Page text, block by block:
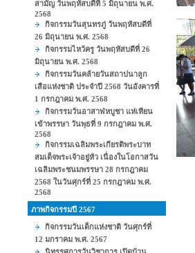
สามัญ วันพฤหัสบดีที่ 5 มิถุนายน พ.ศ.
2568
กิจกรรมวันสุนทรภู่ วันพฤหัสบดีที่
26 มิถุนายน พ.ศ. 2568
กิจกรรมไหว้ครู วันพฤหัสบดีที่ 26
มิถุนายน พ.ศ. 2568
กิจกรรมวันคล้ายวันสถาปนาลูก
เสือแห่งชาติ ประจำปี 2568 วันอังคารที่
1 กรกฎาคม พ.ศ. 2568
กิจกรรมวันอาสาฬหบูชา แห่เทียน
เข้าพรรษา วันพุธที่ 9 กรกฎาคม พ.ศ.
2568
กิจกรรมเฉลิมพระเกียรติพระบาท
สมเด็จพระเจ้าอยู่หัว เนื่องในโอกาสวัน
เฉลิมพระชนมพรรษา 28 กรกฎาคม
2568 ในวันศุกร์ที่ 25 กรกฎาคม พ.ศ.
2568
ภาพกิจกรรมปี 2567
กิจกรรมวันเด็กแห่งชาติ วันศุกร์ที่
12 มกราคม พ.ศ. 2567